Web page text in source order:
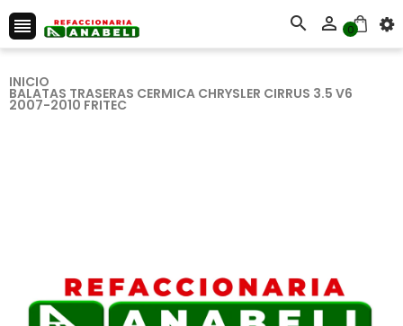
   0
INICIO
BALATAS TRASERAS CERMICA CHRYSLER CIRRUS 3.5 V6
2007-2010 FRITEC